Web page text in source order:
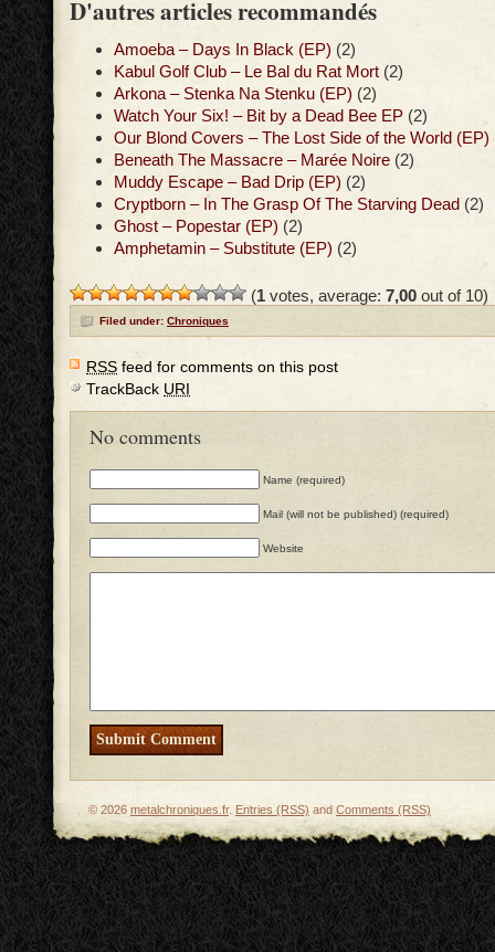
D'autres articles recommandés
Amoeba – Days In Black (EP) (2)
Kabul Golf Club – Le Bal du Rat Mort (2)
Arkona – Stenka Na Stenku (EP) (2)
Watch Your Six! – Bit by a Dead Bee EP (2)
Our Blond Covers – The Lost Side of the World (EP)
Beneath The Massacre – Marée Noire (2)
Muddy Escape – Bad Drip (EP) (2)
Cryptborn – In The Grasp Of The Starving Dead (2)
Ghost – Popestar (EP) (2)
Amphetamin – Substitute (EP) (2)
(1 votes, average: 7,00 out of 10)
Filed under: Chroniques
RSS feed for comments on this post
TrackBack URI
No comments
Name (required)
Mail (will not be published) (required)
Website
© 2026 metalchroniques.fr. Entries (RSS) and Comments (RSS)